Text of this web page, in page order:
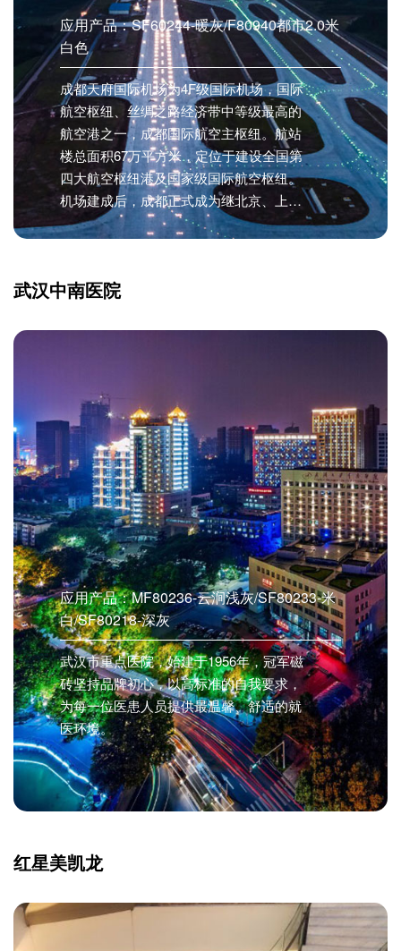
应用产品：SF60244-暖灰/F80940都市2.0米
白色
成都天府国际机场为4F级国际机场，国际
航空枢纽、丝绸之路经济带中等级最高的
航空港之一，成都国际航空主枢纽。航站
楼总面积67万平方米，定位于建设全国第
四大航空枢纽港及国家级国际航空枢纽。
机场建成后，成都正式成为继北京、上海
之后，国内第三个拥有双机场的城市，机
场将于2021年6月正式投运。
武汉中南医院
应用产品：MF80236-云涧浅灰/SF80233-米
白/SF80218-深灰
武汉市重点医院，始建于1956年，冠军磁
砖坚持品牌初心，以高标准的自我要求，
为每一位医患人员提供最温馨、舒适的就
医环境。
红星美凯龙